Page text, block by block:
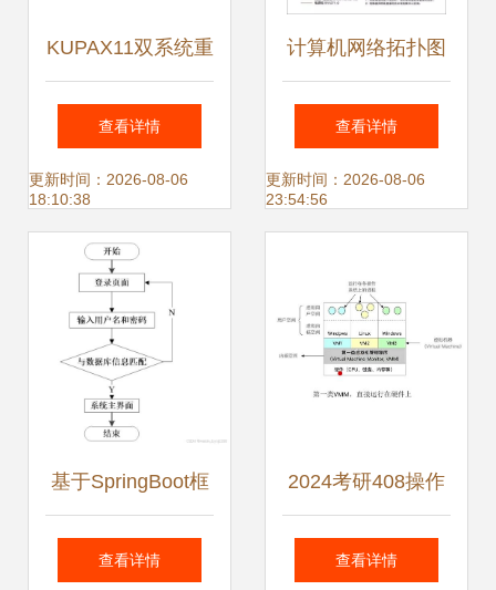
KUPAX11双系统重
塑工控效能
查看详情
更新时间：2026-08-06
18:10:38
计算机网络拓扑图
在计算机系统服务
中的关键作用
查看详情
更新时间：2026-08-06
23:54:56
基于SpringBoot框
架的客户信息管理
查看详情
2024考研408操作
系统 第一章 计算
查看详情